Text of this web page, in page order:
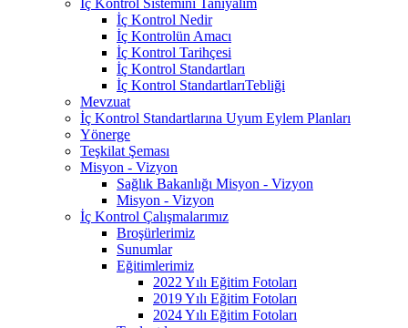
İç Kontrol Nedir
İç Kontrolün Amacı
İç Kontrol Tarihçesi
İç Kontrol Standartları
İç Kontrol StandartlarıTebliği
Mevzuat
İç Kontrol Standartlarına Uyum Eylem Planları
Yönerge
Teşkilat Şeması
Misyon - Vizyon
Sağlık Bakanlığı Misyon - Vizyon
Misyon - Vizyon
İç Kontrol Çalışmalarımız
Broşürlerimiz
Sunumlar
Eğitimlerimiz
2022 Yılı Eğitim Fotoları
2019 Yılı Eğitim Fotoları
2024 Yılı Eğitim Fotoları